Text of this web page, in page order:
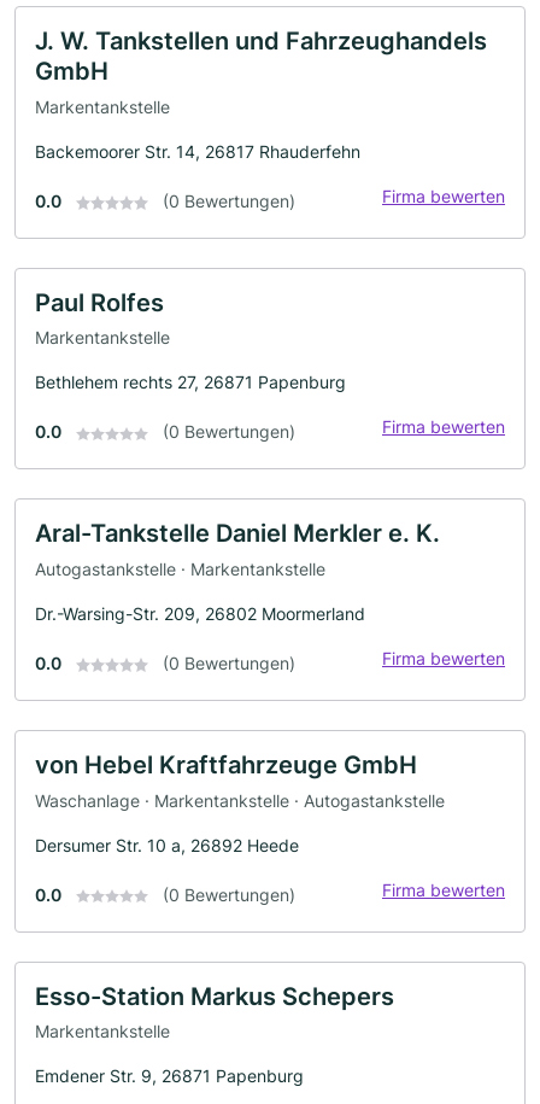
J. W. Tankstellen und Fahrzeughandels
GmbH
Markentankstelle
Backemoorer Str. 14, 26817 Rhauderfehn
0.0 (0 Bewertungen) Firma bewerten
Paul Rolfes
Markentankstelle
Bethlehem rechts 27, 26871 Papenburg
0.0 (0 Bewertungen) Firma bewerten
Aral-Tankstelle Daniel Merkler e. K.
Autogastankstelle · Markentankstelle
Dr.-Warsing-Str. 209, 26802 Moormerland
0.0 (0 Bewertungen) Firma bewerten
von Hebel Kraftfahrzeuge GmbH
Waschanlage · Markentankstelle · Autogastankstelle
Dersumer Str. 10 a, 26892 Heede
0.0 (0 Bewertungen) Firma bewerten
Esso-Station Markus Schepers
Markentankstelle
Emdener Str. 9, 26871 Papenburg